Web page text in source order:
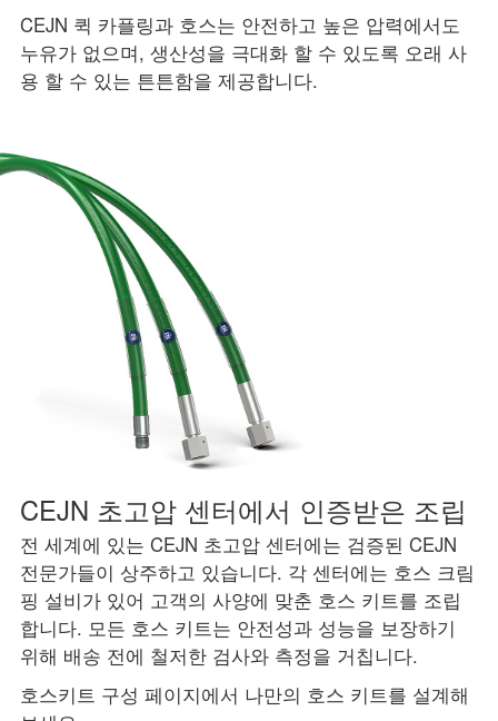
CEJN 퀵 카플링과 호스는 안전하고 높은 압력에서도
누유가 없으며, 생산성을 극대화 할 수 있도록 오래 사
용 할 수 있는 튼튼함을 제공합니다.
CEJN 초고압 센터에서 인증받은 조립
전 세계에 있는 CEJN 초고압 센터에는 검증된 CEJN
전문가들이 상주하고 있습니다. 각 센터에는 호스 크림
핑 설비가 있어 고객의 사양에 맞춘 호스 키트를 조립
합니다. 모든 호스 키트는 안전성과 성능을 보장하기
위해 배송 전에 철저한 검사와 측정을 거칩니다.
호스키트 구성 페이지에서 나만의 호스 키트를 설계해